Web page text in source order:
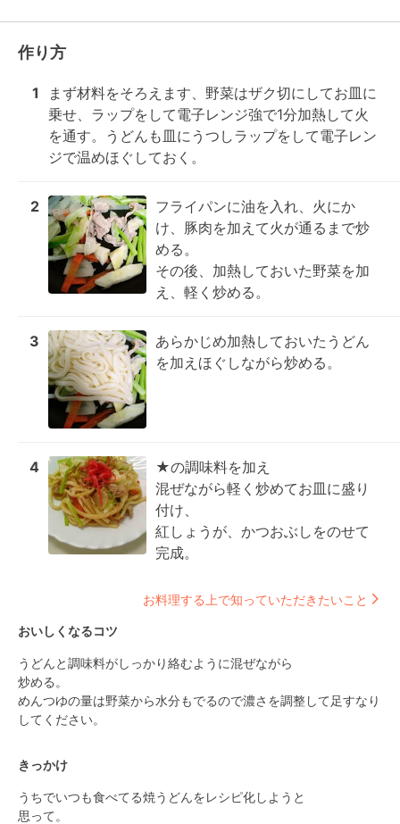
作り方
1
まず材料をそろえます、野菜はザク切にしてお皿に
乗せ、ラップをして電子レンジ強で1分加熱して火
を通す。うどんも皿にうつしラップをして電子レン
ジで温めほぐしておく。
2
フライパンに油を入れ、火にか
け、豚肉を加えて火が通るまで炒
める。
その後、加熱しておいた野菜を加
え、軽く炒める。
3
あらかじめ加熱しておいたうどん
を加えほぐしながら炒める。
4
★の調味料を加え
混ぜながら軽く炒めてお皿に盛り
付け、
紅しょうが、かつおぶしをのせて
完成。
お料理する上で知っていただきたいこと
おいしくなるコツ
うどんと調味料がしっかり絡むように混ぜながら
炒める。
めんつゆの量は野菜から水分もでるので濃さを調整して足すなり
してください。
きっかけ
うちでいつも食べてる焼うどんをレシピ化しようと
思って。